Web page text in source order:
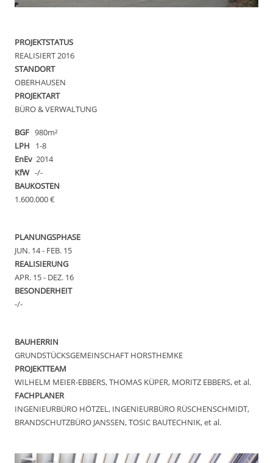
PROJEKTSTATUS
REALISIERT 2016
STANDORT
OBERHAUSEN
PROJEKTART
BÜRO & VERWALTUNG
BGF 980m²
LPH
1-8
EnEv 2014
KfW-/-
BAUKOSTEN
1.600.000 €
PLANUNGSPHASE
JUN. 14 - FEB. 15
REALISIERUNG
APR. 15 - DEZ. 16
BESONDERHEIT
-/-
BAUHERRIN
GRUNDSTÜCKSGEMEINSCHAFT HORSTHEMKE
PROJEKTTEAM
WILHELM MEIER-EBBERS, THOMAS KÜPER, MORITZ EBBERS, et al.
FACHPLANER
INGENIEURBÜRO HÖTZEL, INGENIEURBÜRO RÜSCHENSCHMIDT,
BRANDSCHUTZBÜRO JANSSEN, TOSIC BAUTECHNIK, et al.